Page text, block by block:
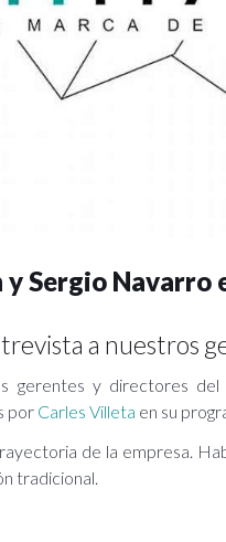
Sergio Navarro
a nuestros
gerentes y directores del
por Carles Villeta en su
de la empresa.
tradicional.